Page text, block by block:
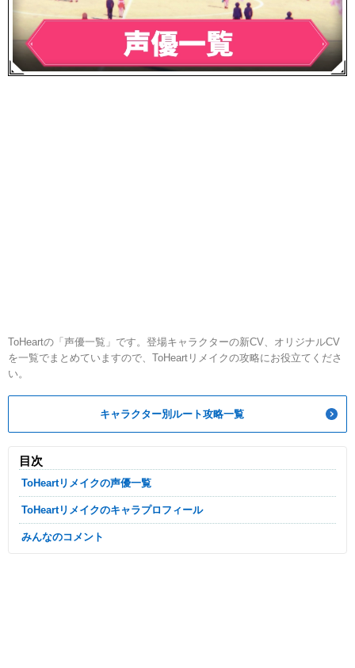
ToHeartの「声優一覧」です。登場キャラクターの新CV、オリジナルCV
を一覧でまとめていますので、ToHeartリメイクの攻略にお役立てくださ
い。
キャラクター別ルート攻略一覧
目次
ToHeartリメイクの声優一覧
ToHeartリメイクのキャラプロフィール
みんなのコメント